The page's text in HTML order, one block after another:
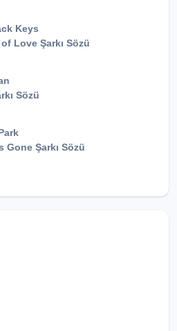
Keys
Love Şarkı Sözü
Sözü
Gone Şarkı Sözü